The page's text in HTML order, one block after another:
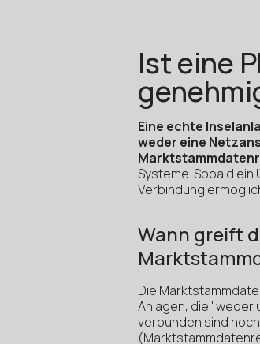
Ist eine
Eine echte
weder eine
Systeme. Sobald
Verbindung
Wann greift
Die
Anlagen, die
verbunden sind